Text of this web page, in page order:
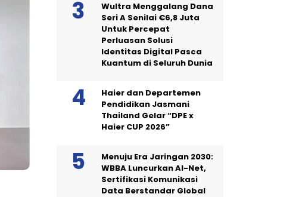
Wultra Menggalang Dana
Seri A Senilai €6,8 Juta
Untuk Percepat
Perluasan Solusi
Identitas Digital Pasca
Kuantum di Seluruh Dunia
Haier dan Departemen
Pendidikan Jasmani
Thailand Gelar “DPE x
Haier CUP 2026”
Menuju Era Jaringan 2030:
WBBA Luncurkan AI-Net,
Sertifikasi Komunikasi
Data Berstandar Global